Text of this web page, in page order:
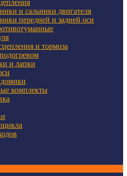
и сальники двигателя
передней и задней оси
и тормоза
и лапки
комплекты